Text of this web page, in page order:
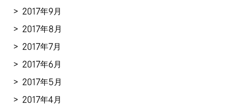
2017年9月
2017年8月
2017年7月
2017年6月
2017年5月
2017年4月